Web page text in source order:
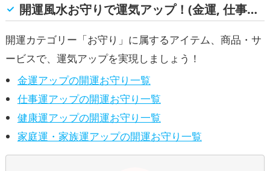
開運風水お守りで運気アップ！(金運, 仕事運, 健康運, 家庭運・家族運)
開運カテゴリー「お守り」に属するアイテム、商品・サ
ービスで、運気アップを実現しましょう！
金運アップの開運お守り一覧
仕事運アップの開運お守り一覧
健康運アップの開運お守り一覧
家庭運・家族運アップの開運お守り一覧